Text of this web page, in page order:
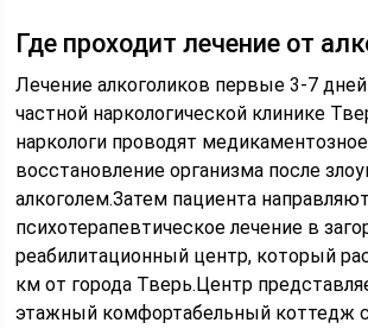
Где проходит лечение от
Лечение алкоголиков первые 3-7
частной наркологической клинике
наркологи проводят
восстановление организма после
алкоголем.Затем пациента
психотерапевтическое лечение в
реабилитационный центр, который
км от города Тверь.Центр
этажный комфортабельный коттедж